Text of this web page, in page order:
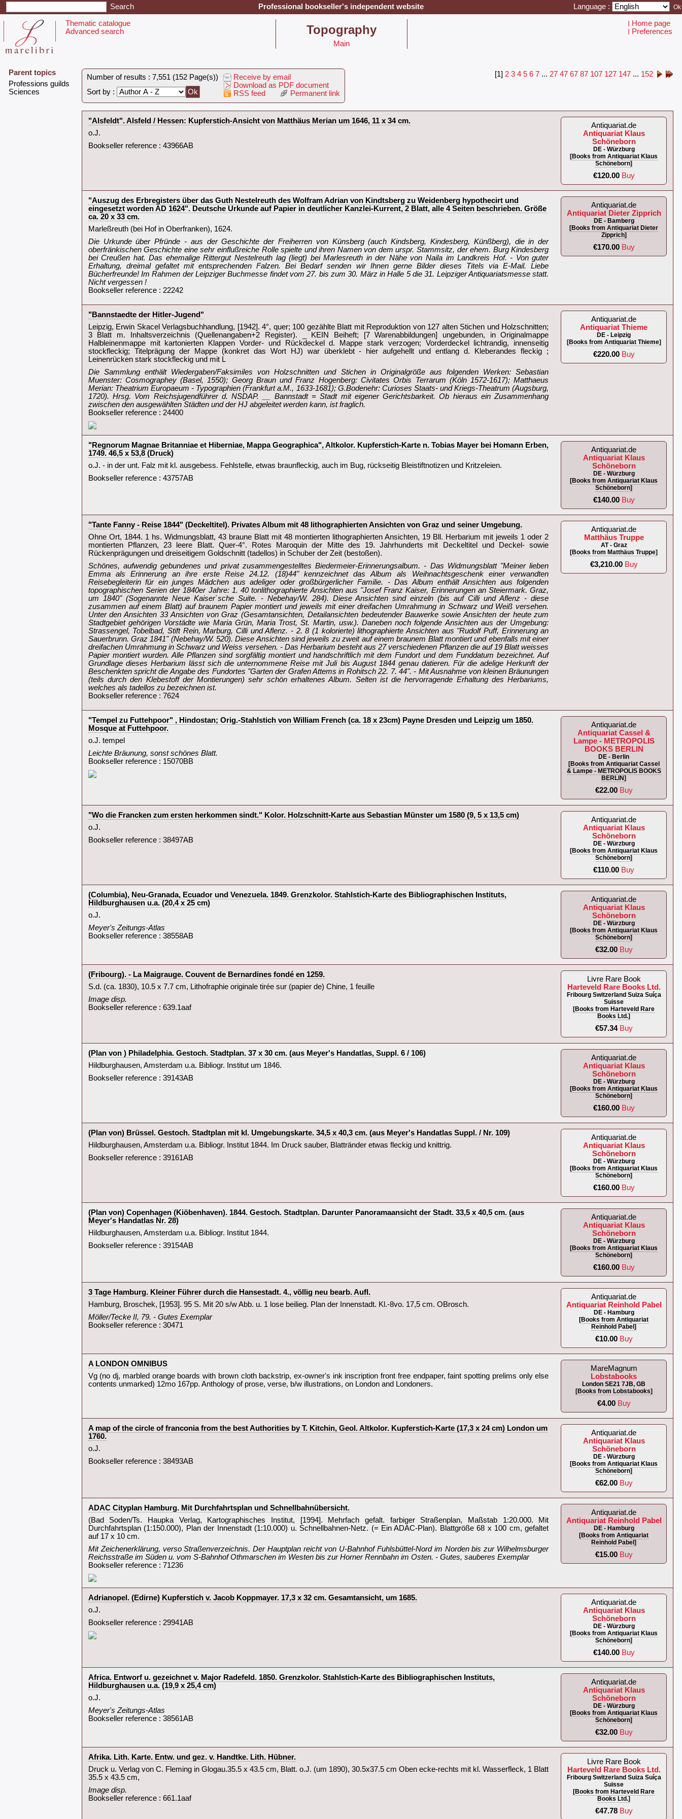
Professional bookseller's independent website Language :
Thematic catalogue
Advanced search
‎Topography‎
Main
Home page
Preferences
Parent topics
‎Professions guilds‎
‎Sciences‎
Number of results : 7,551 (152 Page(s))
Sort by :
Receive by email
Download as PDF document
RSS feed
Permanent link
[1] 2 3 4 5 6 7 ... 27 47 67 87 107 127 147 ... 152
‎"Alsfeldt". Alsfeld / Hessen: Kupferstich-Ansicht von Matthäus Merian um 1646, 11 x 34 cm.‎
‎o.J.‎
Bookseller reference : 43966AB
Antiquariat.de
Antiquariat Klaus
Schöneborn
DE - Würzburg
[Books from Antiquariat Klaus
Schöneborn]
€120.00 Buy
‎"Auszug des Erbregisters über das Guth Nestelreuth des Wolfram Adrian von Kindtsberg zu Weidenberg hypothecirt und
eingesetzt worden AD 1624". Deutsche Urkunde auf Papier in deutlicher Kanzlei-Kurrent, 2 Blatt, alle 4 Seiten beschrieben. Größe
ca. 20 x 33 cm.‎
‎Marleßreuth (bei Hof in Oberfranken), 1624.‎
‎Die Urkunde über Pfründe - aus der Geschichte der Freiherren von Künsberg (auch Kindsberg, Kindesberg, Künßberg), die in der
oberfränkischen Geschichte eine sehr einflußreiche Rolle spielte und ihren Namen von dem urspr. Stammsitz, der ehem. Burg Kindesberg
bei Creußen hat. Das ehemalige Rittergut Nestelreuth lag (liegt) bei Marlesreuth in der Nähe von Naila im Landkreis Hof. - Von guter
Erhaltung, dreimal gefaltet mit entsprechenden Falzen. Bei Bedarf senden wir Ihnen gerne Bilder dieses Titels via E-Mail. Liebe
Bücherfreunde! Im Rahmen der Leipziger Buchmesse findet vom 27. bis zum 30. März in Halle 5 die 31. Leipziger Antiquariatsmesse statt.
Nicht vergessen !‎
Bookseller reference : 22242
Antiquariat.de
Antiquariat Dieter Zipprich
DE - Bamberg
[Books from Antiquariat Dieter
Zipprich]
€170.00 Buy
‎"Bannstaedte der Hitler-Jugend"‎
‎Leipzig, Erwin Skacel Verlagsbuchhandlung, [1942]. 4°, quer; 100 gezählte Blatt mit Reproduktion von 127 alten Stichen und Holzschnitten;
3 Blatt m. Inhaltsverzeichnis (Quellenangaben+2 Register). _ KEIN Beiheft; [7 Warenabbildungen] ungebunden, in Originalmappe
Halbleinenmappe mit kartonierten Klappen Vorder- und Rückdeckel d. Mappe stark verzogen; Vorderdeckel lichtrandig, innenseitig
stockfleckig; Titelprägung der Mappe (konkret das Wort HJ) war überklebt - hier aufgehellt und entlang d. Kleberandes fleckig ;
Leinenrücken stark stockfleckig und mit L‎
‎Die Sammlung enthält Wiedergaben/Faksimiles von Holzschnitten und Stichen in Originalgröße aus folgenden Werken: Sebastian
Muenster: Cosmographey (Basel, 1550); Georg Braun und Franz Hogenberg: Civitates Orbis Terrarum (Köln 1572-1617); Matthaeus
Merian: Theatrium Europaeum - Typographien (Frankfurt a.M., 1633-1681); G.Bodenehr: Curioses Staats- und Kriegs-Theatrum (Augsburg,
1720). Hrsg. Vom Reichsjugendführer d. NSDAP. __ Bannstadt = Stadt mit eigener Gerichtsbarkeit. Ob hieraus ein Zusammenhang
zwischen den ausgewählten Städten und der HJ abgeleitet werden kann, ist fraglich.‎
Bookseller reference : 24400
Antiquariat.de
Antiquariat Thieme
DE - Leipzig
[Books from Antiquariat Thieme]
€220.00 Buy
‎"Regnorum Magnae Britanniae et Hiberniae, Mappa Geographica", Altkolor. Kupferstich-Karte n. Tobias Mayer bei Homann Erben,
1749. 46,5 x 53,8 (Druck)‎
‎o.J. - in der unt. Falz mit kl. ausgebess. Fehlstelle, etwas braunfleckig, auch im Bug, rückseitig Bleistiftnotizen und Kritzeleien.‎
Bookseller reference : 43757AB
Antiquariat.de
Antiquariat Klaus
Schöneborn
DE - Würzburg
[Books from Antiquariat Klaus
Schöneborn]
€140.00 Buy
‎"Tante Fanny - Reise 1844" (Deckeltitel). Privates Album mit 48 lithographierten Ansichten von Graz und seiner Umgebung.‎
‎Ohne Ort, 1844. 1 hs. Widmungsblatt, 43 braune Blatt mit 48 montierten lithographierten Ansichten, 19 Bll. Herbarium mit jeweils 1 oder 2
montierten Pflanzen, 23 leere Blatt. Quer-4°. Rotes Maroquin der Mitte des 19. Jahrhunderts mit Deckeltitel und Deckel- sowie
Rückenprägungen und dreiseitigem Goldschnitt (tadellos) in Schuber der Zeit (bestoßen).‎
‎Schönes, aufwendig gebundenes und privat zusammengestelltes Biedermeier-Erinnerungsalbum. - Das Widmungsblatt "Meiner lieben
Emma als Erinnerung an ihre erste Reise 24.12. (18)44" kennzeichnet das Album als Weihnachtsgeschenk einer verwandten
Reisebegleiterin für ein junges Mädchen aus adeliger oder großbürgerlicher Familie. - Das Album enthält Ansichten aus folgenden
topographischen Serien der 1840er Jahre: 1. 40 tonlithographierte Ansichten aus "Josef Franz Kaiser, Erinnerungen an Steiermark. Graz,
um 1840" (Sogenannte Neue Kaiser`sche Suite. - Nebehay/W. 284). Diese Ansichten sind einzeln (bis auf Cilli und Aflenz - diese
zusammen auf einem Blatt) auf braunem Papier montiert und jeweils mit einer dreifachen Umrahmung in Schwarz und Weiß versehen.
Unter den Ansichten 33 Ansichten von Graz (Gesamtansichten, Detailansichten bedeutender Bauwerke sowie Ansichten der heute zum
Stadtgebiet gehörigen Vorstädte wie Maria Grün, Maria Trost, St. Martin, usw.). Daneben noch folgende Ansichten aus der Umgebung:
Strassengel, Tobelbad, Stift Rein, Marburg, Cilli und Aflenz. - 2. 8 (1 kolorierte) lithographierte Ansichten aus "Rudolf Puff, Erinnerung an
Sauerbrunn. Graz 1841" (Nebehay/W. 520). Diese Ansichten sind jeweils zu zweit auf einem braunem Blatt montiert und ebenfalls mit einer
dreifachen Umrahmung in Schwarz und Weiss versehen. - Das Herbarium besteht aus 27 verschiedenen Pflanzen die auf 19 Blatt weisses
Papier montiert wurden. Alle Pflanzen sind sorgfältig montiert und handschriftlich mit dem Fundort und dem Funddatum bezeichnet. Auf
Grundlage dieses Herbarium lässt sich die unternommene Reise mit Juli bis August 1844 genau datieren. Für die adelige Herkunft der
Beschenkten spricht die Angabe des Fundortes "Garten der Grafen Attems in Rohitsch 22. 7. 44". - Mit Ausnahme von kleinen Bräunungen
(teils durch den Klebestoff der Montierungen) sehr schön erhaltenes Album. Selten ist die hervorragende Erhaltung des Herbariums,
welches als tadellos zu bezeichnen ist.‎
Bookseller reference : 7624
Antiquariat.de
Matthäus Truppe
AT - Graz
[Books from Matthäus Truppe]
€3,210.00 Buy
‎"Tempel zu Futtehpoor" , Hindostan; Orig.-Stahlstich von William French (ca. 18 x 23cm) Payne Dresden und Leipzig um 1850.
Mosque at Futtehpoor.‎
‎o.J. tempel‎
‎Leichte Bräunung, sonst schönes Blatt.‎
Bookseller reference : 15070BB
Antiquariat.de
Antiquariat Cassel &
Lampe - METROPOLIS
BOOKS BERLIN
DE - Berlin
[Books from Antiquariat Cassel
& Lampe - METROPOLIS BOOKS
BERLIN]
€22.00 Buy
‎"Wo die Francken zum ersten herkommen sindt." Kolor. Holzschnitt-Karte aus Sebastian Münster um 1580 (9, 5 x 13,5 cm)‎
‎o.J.‎
Bookseller reference : 38497AB
Antiquariat.de
Antiquariat Klaus
Schöneborn
DE - Würzburg
[Books from Antiquariat Klaus
Schöneborn]
€110.00 Buy
‎(Columbia), Neu-Granada, Ecuador und Venezuela. 1849. Grenzkolor. Stahlstich-Karte des Bibliographischen Instituts,
Hildburghausen u.a. (20,4 x 25 cm)‎
‎o.J.‎
‎Meyer's Zeitungs-Atlas‎
Bookseller reference : 38558AB
Antiquariat.de
Antiquariat Klaus
Schöneborn
DE - Würzburg
[Books from Antiquariat Klaus
Schöneborn]
€32.00 Buy
‎(Fribourg). - La Maigrauge. Couvent de Bernardines fondé en 1259.‎
‎S.d. (ca. 1830), 10.5 x 7.7 cm, Lithofraphie originale tirée sur (papier de) Chine, 1 feuille‎
‎Image disp.‎
Bookseller reference : 639.1aaf
Livre Rare Book
Harteveld Rare Books Ltd.
Fribourg Switzerland Suiza Suíça
Suisse
[Books from Harteveld Rare
Books Ltd.]
€57.34 Buy
‎(Plan von ) Philadelphia. Gestoch. Stadtplan. 37 x 30 cm. (aus Meyer's Handatlas, Suppl. 6 / 106)‎
‎Hildburghausen, Amsterdam u.a. Bibliogr. Institut um 1846.‎
Bookseller reference : 39143AB
Antiquariat.de
Antiquariat Klaus
Schöneborn
DE - Würzburg
[Books from Antiquariat Klaus
Schöneborn]
€160.00 Buy
‎(Plan von) Brüssel. Gestoch. Stadtplan mit kl. Umgebungskarte. 34,5 x 40,3 cm. (aus Meyer's Handatlas Suppl. / Nr. 109)‎
‎Hildburghausen, Amsterdam u.a. Bibliogr. Institut 1844. Im Druck sauber, Blattränder etwas fleckig und knittrig.‎
Bookseller reference : 39161AB
Antiquariat.de
Antiquariat Klaus
Schöneborn
DE - Würzburg
[Books from Antiquariat Klaus
Schöneborn]
€160.00 Buy
‎(Plan von) Copenhagen (Kiöbenhaven). 1844. Gestoch. Stadtplan. Darunter Panoramaansicht der Stadt. 33,5 x 40,5 cm. (aus
Meyer's Handatlas Nr. 28)‎
‎Hildburghausen, Amsterdam u.a. Bibliogr. Institut 1844.‎
Bookseller reference : 39154AB
Antiquariat.de
Antiquariat Klaus
Schöneborn
DE - Würzburg
[Books from Antiquariat Klaus
Schöneborn]
€160.00 Buy
‎3 Tage Hamburg. Kleiner Führer durch die Hansestadt. 4., völlig neu bearb. Aufl.‎
‎Hamburg, Broschek, [1953]. 95 S. Mit 20 s/w Abb. u. 1 lose beilieg. Plan der Innenstadt. Kl.-8vo. 17,5 cm. OBrosch.‎
‎Möller/Tecke II, 79. - Gutes Exemplar‎
Bookseller reference : 30471
Antiquariat.de
Antiquariat Reinhold Pabel
DE - Hamburg
[Books from Antiquariat
Reinhold Pabel]
€10.00 Buy
‎A LONDON OMNIBUS‎
‎Vg (no dj, marbled orange boards with brown cloth backstrip, ex-owner's ink inscription front free endpaper, faint spotting prelims only else
contents unmarked) 12mo 167pp. Anthology of prose, verse, b/w illustrations, on London and Londoners.‎
MareMagnum
Lobstabooks
London SE21 7JB, GB
[Books from Lobstabooks]
€4.00 Buy
‎A map of the circle of franconia from the best Authorities by T. Kitchin, Geol. Altkolor. Kupferstich-Karte (17,3 x 24 cm) London um
1760.‎
‎o.J.‎
Bookseller reference : 38493AB
Antiquariat.de
Antiquariat Klaus
Schöneborn
DE - Würzburg
[Books from Antiquariat Klaus
Schöneborn]
€62.00 Buy
‎ADAC Cityplan Hamburg. Mit Durchfahrtsplan und Schnellbahnübersicht.‎
‎(Bad Soden/Ts. Haupka Verlag, Kartographisches Institut, [1994]. Mehrfach gefalt. farbiger Straßenplan, Maßstab 1:20.000. Mit
Durchfahrtsplan (1:150.000), Plan der Innenstadt (1:10.000) u. Schnellbahnen-Netz. (= Ein ADAC-Plan). Blattgröße 68 x 100 cm, gefaltet
auf 17 x 10 cm.‎
‎Mit Zeichenerklärung, verso Straßenverzeichnis. Der Hauptplan reicht von U-Bahnhof Fuhlsbüttel-Nord im Norden bis zur Wilhelmsburger
Reichsstraße im Süden u. vom S-Bahnhof Othmarschen im Westen bis zur Horner Rennbahn im Osten. - Gutes, sauberes Exemplar‎
Bookseller reference : 71236
Antiquariat.de
Antiquariat Reinhold Pabel
DE - Hamburg
[Books from Antiquariat
Reinhold Pabel]
€15.00 Buy
‎Adrianopel. (Edirne) Kupferstich v. Jacob Koppmayer. 17,3 x 32 cm. Gesamtansicht, um 1685.‎
‎o.J.‎
Bookseller reference : 29941AB
Antiquariat.de
Antiquariat Klaus
Schöneborn
DE - Würzburg
[Books from Antiquariat Klaus
Schöneborn]
€140.00 Buy
‎Africa. Entworf u. gezeichnet v. Major Radefeld. 1850. Grenzkolor. Stahlstich-Karte des Bibliographischen Instituts,
Hildburghausen u.a. (19,9 x 25,4 cm)‎
‎o.J.‎
‎Meyer's Zeitungs-Atlas‎
Bookseller reference : 38561AB
Antiquariat.de
Antiquariat Klaus
Schöneborn
DE - Würzburg
[Books from Antiquariat Klaus
Schöneborn]
€32.00 Buy
‎Afrika. Lith. Karte. Entw. und gez. v. Handtke. Lith. Hübner.‎
‎Druck u. Verlag von C. Fleming in Glogau.35.5 x 43.5 cm, Blatt. o.J. (um 1890), 30.5x37.5 cm Oben ecke-rechts mit kl. Wasserfleck, 1 Blatt
35.5 x 43.5 cm,‎
‎Image disp.‎
Bookseller reference : 661.1aaf
Livre Rare Book
Harteveld Rare Books Ltd.
Fribourg Switzerland Suiza Suíça
Suisse
[Books from Harteveld Rare
Books Ltd.]
€47.78 Buy